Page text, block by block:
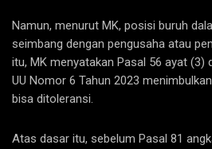
Namun, menurut MK, posisi buruh
seimbang dengan pengusaha atau
itu, MK menyatakan Pasal 56 ayat (3)
UU Nomor 6 Tahun 2023
bisa ditoleransi.
Atas dasar itu, sebelum Pasal 81